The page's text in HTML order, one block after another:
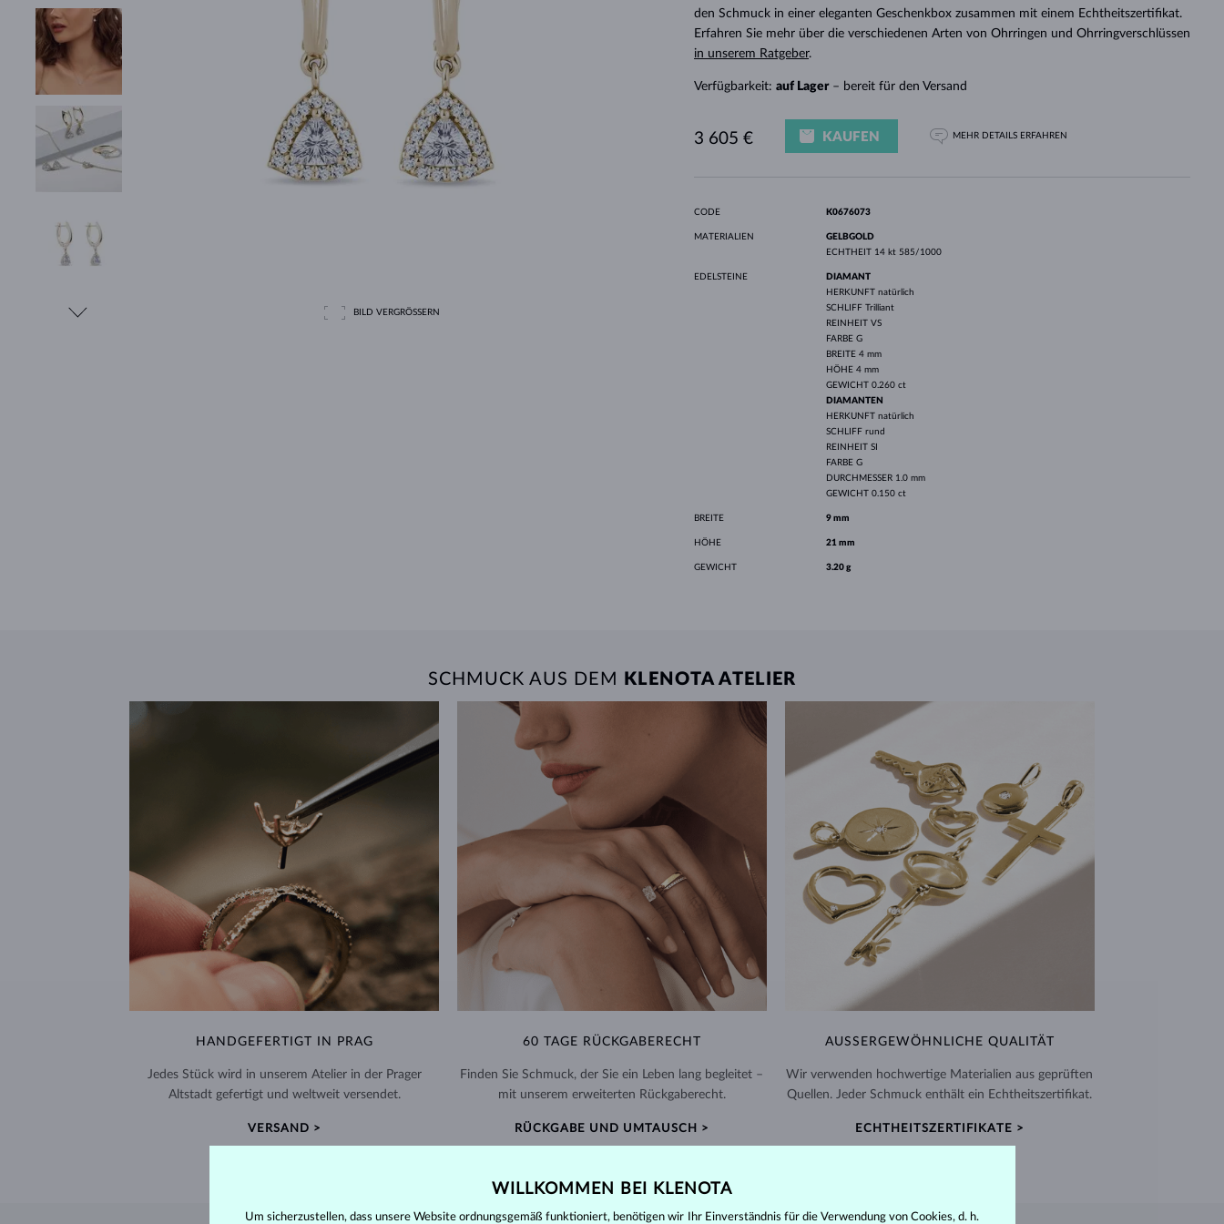
WEISSGOLD
GELBGOLD
ROSÉGOLD
ROSÉGOLD
MAGNETISCHE HALSKETTEN
DURCHSEHEN
WEISSGOLD
ROSÉGOLD
GRAVIERBARER SCHMUCK
LETNÍ VRSTVENÍ
GESCHENKIDEEN
BILD VERGRÖSSERN
den Schmuck in einer eleganten Geschenkbox zusammen mit einem Echtheitszertifikat.
Erfahren Sie mehr über die verschiedenen Arten von Ohrringen und Ohrringverschlüssen
in unserem Ratgeber.
Verfügbarkeit: auf Lager– bereit für den Versand
3 605 € KAUFEN MEHR DETAILS ERFAHREN
CODE K0676073
MATERIALIEN
GELBGOLD
ECHTHEIT 14 kt 585/1000
EDELSTEINE
DIAMANT
HERKUNFT natürlich
SCHLIFF Trilliant
REINHEIT VS
FARBE G
BREITE 4 mm
HÖHE 4 mm
GEWICHT 0.260 ct
DIAMANTEN
HERKUNFT natürlich
SCHLIFF rund
REINHEIT SI
FARBE G
DURCHMESSER 1.0 mm
GEWICHT 0.150 ct
BREITE 9 mm
HÖHE 21 mm
GEWICHT 3.20 g
SCHMUCK AUS DEM KLENOTA ATELIER
HANDGEFERTIGT IN PRAG
Jedes Stück wird in unserem Atelier in der Prager
Altstadt gefertigt und weltweit versendet.
VERSAND >
60 TAGE RÜCKGABERECHT
Finden Sie Schmuck, der Sie ein Leben lang begleitet –
mit unserem erweiterten Rückgaberecht.
RÜCKGABE UND UMTAUSCH >
AUSSERGEWÖHNLICHE QUALITÄT
Wir verwenden hochwertige Materialien aus geprüften
Quellen. Jeder Schmuck enthält ein Echtheitszertifikat.
ECHTHEITSZERTIFIKATE >
WILLKOMMEN BEI KLENOTA
Um sicherzustellen, dass unsere Website ordnungsgemäß funktioniert, benötigen wir Ihr Einverständnis für die Verwendung von Cookies, d. h.